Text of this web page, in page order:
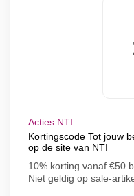
Acties NTI
Kortingscode Tot jouw
op de site van NTI
10% korting vanaf €50
Niet geldig op sale-